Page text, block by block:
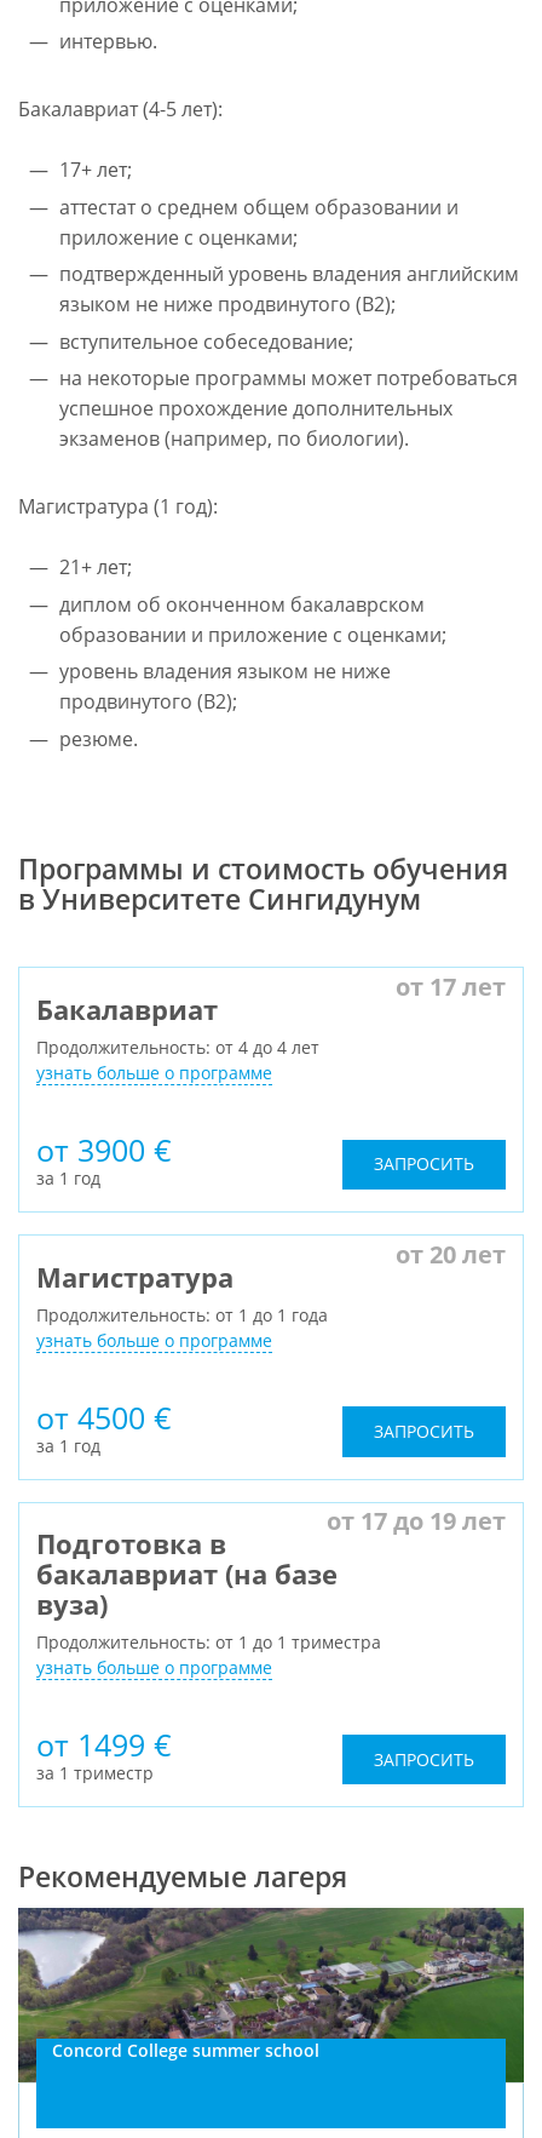
интервью.
Бакалавриат (4-5 лет):
17+ лет;
аттестат о среднем общем образовании и
приложение с оценками;
подтвержденный уровень владения английским
языком не ниже продвинутого (В2);
вступительное собеседование;
на некоторые программы может потребоваться
успешное прохождение дополнительных
экзаменов (например, по биологии).
Магистратура (1 год):
21+ лет;
диплом об оконченном бакалаврском
образовании и приложение с оценками;
уровень владения языком не ниже
продвинутого (B2);
резюме.
Программы и стоимость обучения
в Университете Сингидунум
Бакалавриат
от 17 лет
Продолжительность: от 4 до 4 лет
узнать больше о программе
от 3900 €
за 1 год
ЗАПРОСИТЬ
Магистратура
от 20 лет
Продолжительность: от 1 до 1 года
узнать больше о программе
от 4500 €
за 1 год
ЗАПРОСИТЬ
Подготовка в
бакалавриат (на базе
вуза)
от 17 до 19 лет
Продолжительность: от 1 до 1 триместра
узнать больше о программе
от 1499 €
за 1 триместр
ЗАПРОСИТЬ
Рекомендуемые лагеря
Concord College summer school